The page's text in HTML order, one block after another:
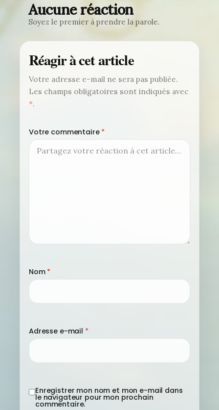
Aucune réaction
Soyez le premier à prendre la parole.
Réagir à cet article
Votre adresse e-mail ne sera pas publiée.
Les champs obligatoires sont indiqués avec
*.
Votre commentaire *
Nom *
Adresse e-mail *
Enregistrer mon nom et mon e-mail dans
le navigateur pour mon prochain
commentaire.